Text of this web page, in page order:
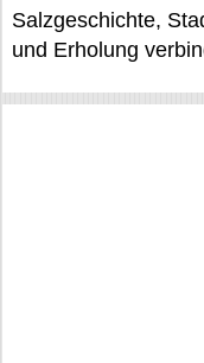
Salzgeschichte,
und Erholung